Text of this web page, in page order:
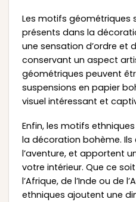
Les motifs géométriques
présents dans la
une sensation d’ordre et
conservant un aspect
géométriques peuvent
suspensions en papier
visuel intéressant et
Enfin, les motifs
la décoration bohème.
l’aventure, et apportent
votre intérieur. Que ce
l’Afrique, de l’Inde ou de
ethniques ajoutent une